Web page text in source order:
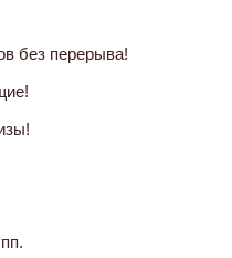
без перерыва!